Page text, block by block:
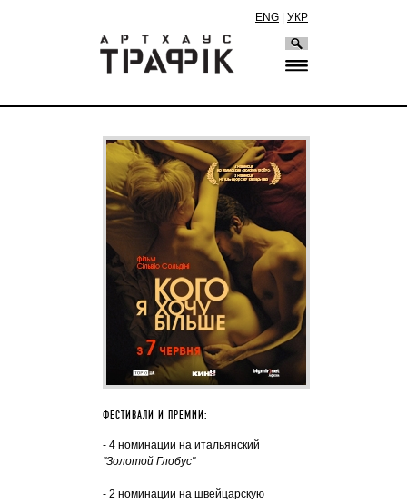
ENG УКР
ФЕСТИВАЛИ И ПРЕМИИ:
- 4 номинации на итальянский
"Золотой Глобус"
- 2 номинации на швейцарскую